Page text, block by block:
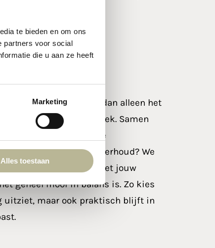
te bieden en om ons
partners voor social
die u aan ze heeft
Marketing
Alles toestaan
voor
die verder kijkt dan alleen het
Tegels op de juiste plek. Samen
dagelijkse leven: heb je
je vooral weinig onderhoud? We
de combinatie met jouw
geheel mooi in balans is. Zo kies
uitziet, maar ook praktisch blijft in